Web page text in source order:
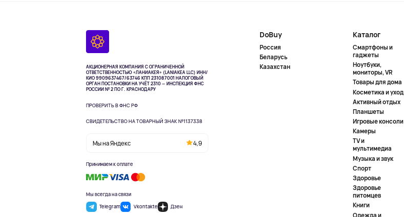
АКЦИОНЕРНАЯ КОМПАНИЯ С ОГРАНИЧЕННОЙ
ОТВЕТСТВЕННОСТЬЮ «ЛАНИАКЕЯ» (LANIAKEA LLC) ИНН/
КИО 9909637467/63746 КПП 231087001НАЛОГОВЫЙ
ОРГАН ПОСТАНОВКИ НА УЧЁТ 2310 — ИНСПЕКЦИЯ ФНС
РОССИИ № 2 ПО Г. КРАСНОДАРУ
ПРОВЕРИТЬ В ФНС РФ
СВИДЕТЕЛЬСТВО НА ТОВАРНЫЙ ЗНАК №1137338
Мы на Яндекс 4,9
Принимаем к оплате
Мы всегда на связи
Telegram
Vkontakte Дзен
DoBuy
Россия
Беларусь
Казахстан
Каталог
Смартфоны и
гаджеты
Ноутбуки,
мониторы, VR
Товары для дома
Косметика и уход
Активный отдых
Планшеты
Игровые консоли
Камеры
TV и
мультимедиа
Музыка и звук
Спорт
Здоровье
Здоровье
питомцев
Книги
Одежда и